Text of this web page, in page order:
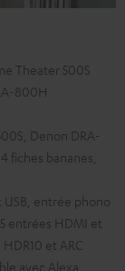
Theater 500S
800H
Denon DRA-
fiches bananes,
USB, entrée phono
entrées HDMI et
et ARC
avec Alexa,